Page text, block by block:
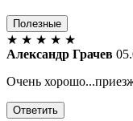
Полезные
★ ★ ★ ★ ★
Александр Грачев
Очень
Ответить